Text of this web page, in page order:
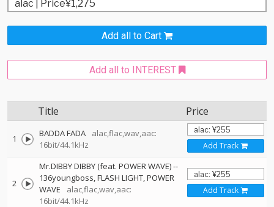
Add all to Cart
Add all to INTEREST
Title Price
1 BADDA FADA
alac,flac,wav,aac:
16bit/44.1kHz
Add Track
2
Mr.DIBBY DIBBY (feat. POWER WAVE)--
136youngboss FLASH LIGHT POWER
WAVE
alac,flac,wav,aac:
16bit/44.1kHz
Add Track